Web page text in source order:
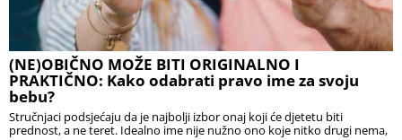
(NE)OBIČNO MOŽE BITI ORIGINALNO I
PRAKTIČNO: Kako odabrati pravo ime za svoju
bebu?
Stručnjaci podsjećaju da je najbolji izbor onaj koji će djetetu biti
prednost, a ne teret. Idealno ime nije nužno ono koje nitko drugi nema,